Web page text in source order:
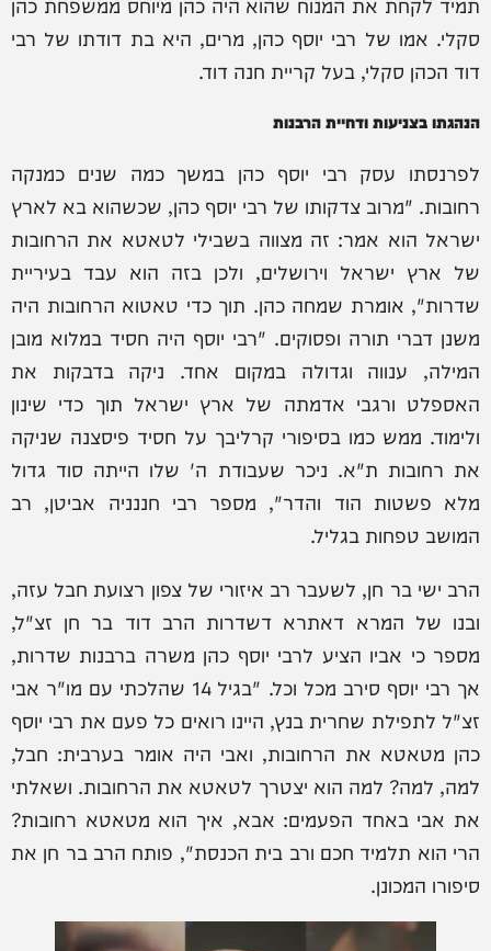
סקלי. אמו של רבי יוסף כהן, מרים, היא בת דודתו של רבי
דוד הכהן סקלי, בעל קריית חנה דוד.
הנהגתו בצניעות ודחיית הרבנות
לפרנסתו עסק רבי יוסף כהן במשך כמה שנים כמנקה
רחובות. "מרוב צדקותו של רבי יוסף כהן, שכשהוא בא לארץ
ישראל הוא אמר: זה מצווה בשבילי לטאטא את הרחובות
של ארץ ישראל וירושלים, ולכן בזה הוא עבד בעיריית
שדרות", אומרת שמחה כהן. תוך כדי טאטוא הרחובות היה
משנן דברי תורה ופסוקים. "רבי יוסף היה חסיד במלוא מובן
המילה, ענווה וגדולה במקום אחד. ניקה בדבקות את
האספלט ורגבי אדמתה של ארץ ישראל תוך כדי שינון
ולימוד. ממש כמו בסיפורי קרליבך על חסיד פיסצנה שניקה
את רחובות ת"א. ניכר שעבודת ה' שלו הייתה סוד גדול
מלא פשטות הוד והדר", מספר רבי חננניה אביטן, רב
המושב טפחות בגליל.
הרב ישי בר חן, לשעבר רב איזורי של צפון רצועת חבל עזה,
ובנו של המרא דאתרא דשדרות הרב דוד בר חן זצ"ל,
מספר כי אביו הציע לרבי יוסף כהן משרה ברבנות שדרות,
אך רבי יוסף סירב מכל וכל. "בגיל 14 שהלכתי עם מו"ר אבי
זצ"ל לתפילת שחרית בנץ, היינו רואים כל פעם את רבי יוסף
כהן מטאטא את הרחובות, ואבי היה אומר בערבית: חבל,
למה, למה? למה הוא יצטרך לטאטא את הרחובות. ושאלתי
את אבי באחד הפעמים: אבא, איך הוא מטאטא רחובות?
הרי הוא תלמיד חכם ורב בית הכנסת", פותח הרב בר חן את
סיפורו המכונן.